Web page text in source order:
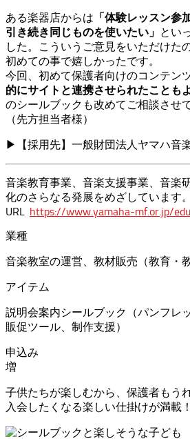
ある楽器店からは 「体験レッスン参
引き続き同じものを使いたい」 とい
した。こういうご意見をいただけた
初めての事で嬉しかったです。
今回、初めて保護者向けのコンテン
的にサイトと連携させられたことも
のシールブックも改めてご相談させ
（先方担当者様）
▶
【採用先】一般財団法人ヤマハ音
音楽教育事業、音楽支援事業、音楽
化のさらなる発展をめざしています。
URL https://www.yamaha-mf.or.jp/
業種
音楽教室の運営、教材販売（教育・教
アイテム
説明会案内シールブック（パンフレ
販促ツール、制作支援）
申込み
増
子供たちが楽しむから、保護者もう
入会したくなる楽しい仕掛けが満載！